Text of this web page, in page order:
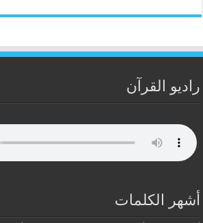
راديو القرآن
أشهر الكلمات